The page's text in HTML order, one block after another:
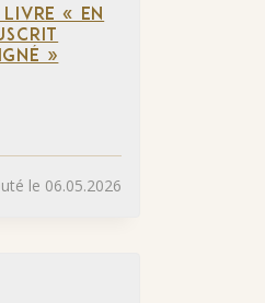
« EN
»
le 06.05.2026